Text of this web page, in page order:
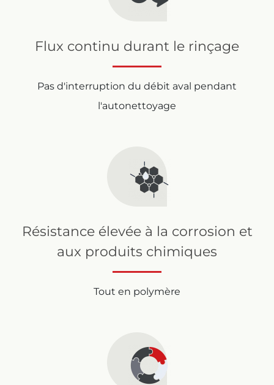
Flux continu durant le rinçage
Pas d'interruption du débit aval pendant
l'autonettoyage
Résistance élevée à la corrosion et
aux produits chimiques
Tout en polymère